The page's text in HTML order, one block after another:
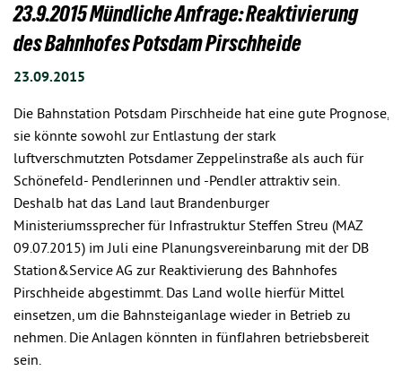
23.9.2015 Mündliche Anfrage: Reaktivierung
des Bahnhofes Potsdam Pirschheide
23.09.2015
Die Bahnstation Potsdam Pirschheide hat eine gute Prognose,
sie könnte sowohl zur Entlastung der stark
luftverschmutzten Potsdamer Zeppelinstraße als auch für
Schönefeld- Pendlerinnen und -Pendler attraktiv sein.
Deshalb hat das Land laut Brandenburger
Ministeriumssprecher für Infrastruktur Steffen Streu (MAZ
09.07.2015) im Juli eine Planungsvereinbarung mit der DB
Station&Service AG zur Reaktivierung des Bahnhofes
Pirschheide abgestimmt. Das Land wolle hierfür Mittel
einsetzen, um die Bahnsteiganlage wieder in Betrieb zu
nehmen. Die Anlagen könnten in fünfJahren betriebsbereit
sein.